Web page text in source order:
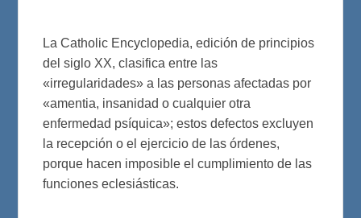
La Catholic Encyclopedia, edición de principios
del siglo XX, clasifica entre las
«irregularidades» a las personas afectadas por
«amentia, insanidad o cualquier otra
enfermedad psíquica»; estos defectos excluyen
la recepción o el ejercicio de las órdenes,
porque hacen imposible el cumplimiento de las
funciones eclesiásticas.